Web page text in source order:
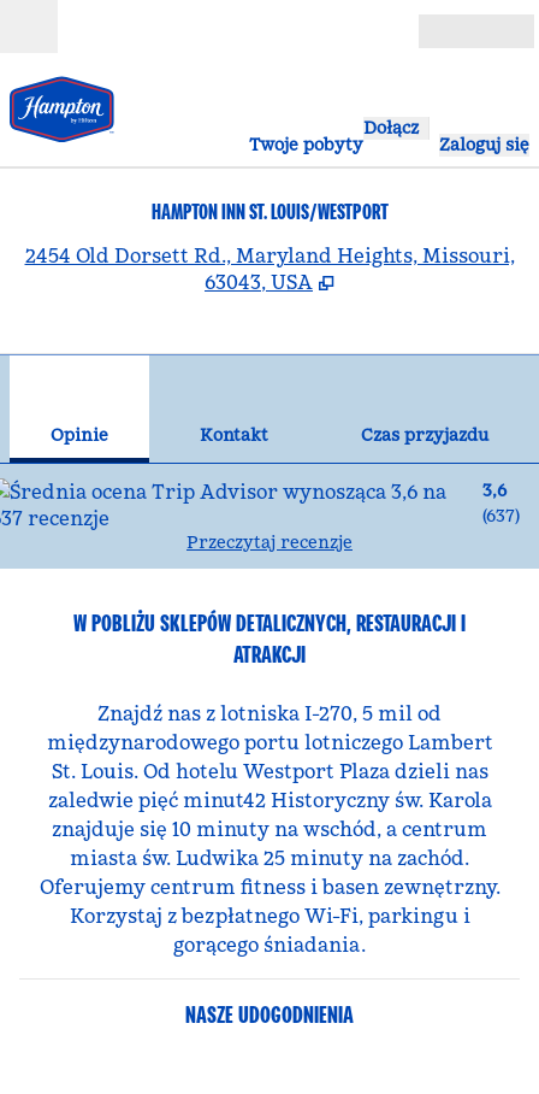
Twoje pobyty
Dołącz
Zaloguj się
HAMPTON INN ST. LOUIS/WESTPORT
2454 Old Dorsett Rd., Maryland Heights, Missouri,
63043, USA
Opinie Kontakt
Czas przyjazdu
3,6
(637)
Przeczytaj recenzje
W POBLIŻU SKLEPÓW DETALICZNYCH, RESTAURACJI I
ATRAKCJI
Znajdź nas z lotniska I-270, 5 mil od
międzynarodowego portu lotniczego Lambert
St. Louis. Od hotelu Westport Plaza dzieli nas
zaledwie pięć minut42 Historyczny św. Karola
znajduje się 10 minuty na wschód, a centrum
miasta św. Ludwika 25 minuty na zachód.
Oferujemy centrum fitness i basen zewnętrzny.
Korzystaj z bezpłatnego Wi-Fi, parkingu i
gorącego śniadania.
NASZE UDOGODNIENIA